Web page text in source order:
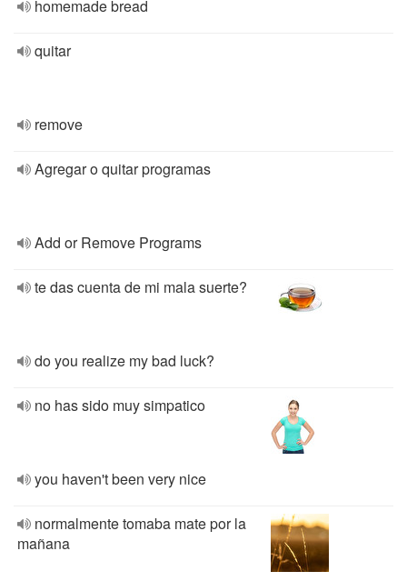
homemade bread
quitar
remove
Agregar o quitar programas
Add or Remove Programs
te das cuenta de mi mala suerte?
do you realize my bad luck?
no has sido muy simpatico
you haven't been very nice
normalmente tomaba mate por la
mañana